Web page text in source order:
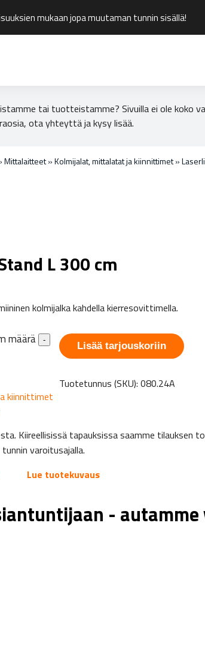
mukaan jopa muutaman tunnin sisällä!
tai tuotteistamme? Sivuilla ei ole koko
ota yhteyttä ja kysy lisää.
Mittalaitteet»Kolmijalat, mittalatat ja kiinnittimet»
L 300 cm
kolmijalka kahdella kierresovittimella.
määrä -
Lisää tarjouskoriin
Tuotetunnus (SKU): 080.24A
kiinnittimet
Kiireellisissä tapauksissa saamme tilauksen
varoitusajalla.
Lue tuotekuvaus
-